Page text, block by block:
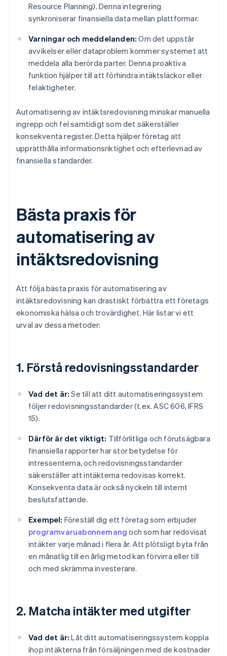
Resource Planning). Denna integrering
synkroniserar finansiella data mellan plattformar.
Varningar och meddelanden: Om det uppstår
avvikelser eller dataproblem kommer systemet att
meddela alla berörda parter. Denna proaktiva
funktion hjälper till att förhindra intäktsläckor eller
felaktigheter.
Automatisering av intäktsredovisning minskar manuella
ingrepp och fel samtidigt som det säkerställer
konsekventa register. Detta hjälper företag att
upprätthålla informationsriktighet och efterlevnad av
finansiella standarder.
Bästa praxis för
automatisering av
intäktsredovisning
Att följa bästa praxis för automatisering av
intäktsredovisning kan drastiskt förbättra ett företags
ekonomiska hälsa och trovärdighet. Här listar vi ett
urval av dessa metoder:
1. Förstå redovisningsstandarder
Vad det är: Se till att ditt automatiseringssystem
följer redovisningsstandarder (t.ex. ASC 606, IFRS
15).
Därför är det viktigt: Tillförlitliga och förutsägbara
finansiella rapporter har stor betydelse för
intressenterna, och redovisningsstandarder
säkerställer att intäkterna redovisas korrekt.
Konsekventa data är också nyckeln till internt
beslutsfattande.
Exempel: Föreställ dig ett företag som erbjuder
programvaruabonnemang och som har redovisat
intäkter varje månad i flera år. Att plötsligt byta från
en månatlig till en årlig metod kan förvirra eller till
och med skrämma investerare.
2. Matcha intäkter med utgifter
Vad det är: Låt ditt automatiseringssystem koppla
ihop intäkterna från försäljningen med de kostnader